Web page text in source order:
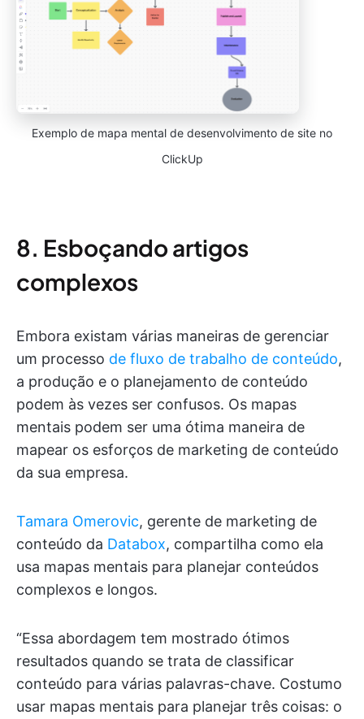
Exemplo de mapa mental de desenvolvimento de site no
ClickUp
8. Esboçando artigos
complexos
Embora existam várias maneiras de gerenciar
um processo de fluxo de trabalho de conteúdo,
a produção e o planejamento de conteúdo
podem às vezes ser confusos. Os mapas
mentais podem ser uma ótima maneira de
mapear os esforços de marketing de conteúdo
da sua empresa.
Tamara Omerovic, gerente de marketing de
conteúdo da Databox, compartilha como ela
usa mapas mentais para planejar conteúdos
complexos e longos.
“Essa abordagem tem mostrado ótimos
resultados quando se trata de classificar
conteúdo para várias palavras-chave. Costumo
usar mapas mentais para planejar três coisas: o